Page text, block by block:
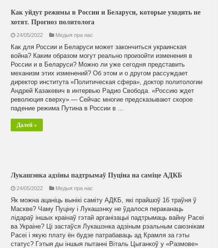
Как уйдут режимы в России и Беларуси, которые уходить не
хотят. Прогноз политолога
24/05/2022 Медыя пра нас
Как для России и Беларуси может закончиться украинская
война? Каким образом могут реально произойти изменения в
России и в Беларуси? Можно ли уже сегодня представить
механизм этих изменений? Об этом и о другом рассуждает
директор института «Политическая сфера», доктор политологии
Андрей Казакевич в интервью Радио Свобода. «Россию ждет
революция сверху» — Сейчас многие предсказывают скорое
падение режима Путина в России в ...
Далей »
Лукашэнка адзіны падтрымаў Пуціна на саміце АДКБ
24/05/2022 Медыя пра нас
Як можна ацаніць вынікі саміту АДКБ, які прайшоў 16 траўня ў
Маскве? Чаму Пуціну і Лукашэнку не ўдалося пераканаць
лідараў іншых краінаў гэтай арганізацыі падтрымаць вайну Расеі
ва Украіне? Ці застаўся Лукашэнка адзіным рэальным саюзнікам
Расеі і якую плату ён будзе патрабаваць ад Крамля за гэты
статус? Гэтыя ды іншыя пытанні Віталь Цыганкоў у «Размове»